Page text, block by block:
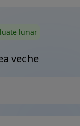
lunar
veche